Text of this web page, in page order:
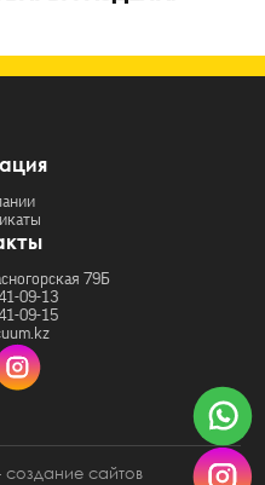
79Б
09-13
09-15
создание сайтов